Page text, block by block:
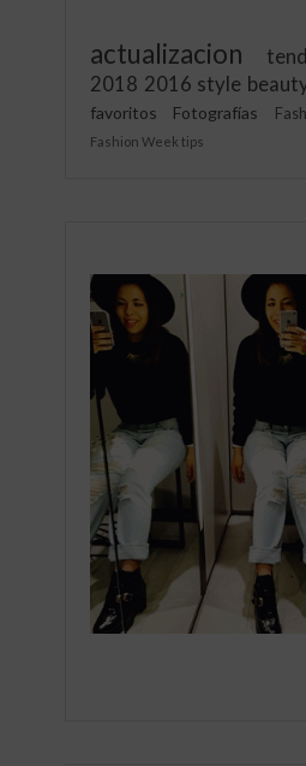
actualizacion
2018 2016 style
favoritos
Fotografías
Fashion Week tips